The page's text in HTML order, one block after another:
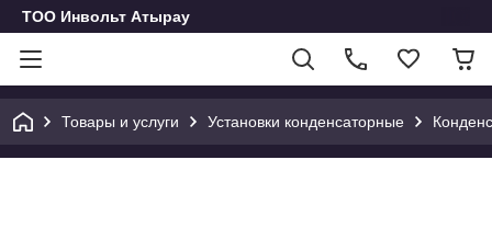
ТОО Инвольт Атырау
Товары и услуги Установки конденсаторные